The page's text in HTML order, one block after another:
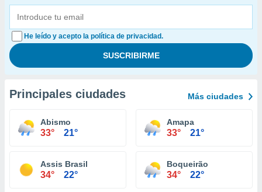
He leído y acepto la política de privacidad.
Principales ciudades Más ciudades
Abismo
33° 21°
Amapa
33° 21°
Assis Brasil
34° 22°
Boqueirão
34° 22°